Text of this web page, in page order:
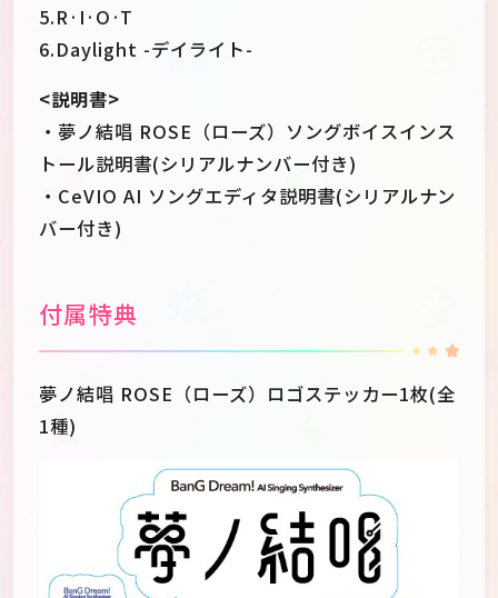
5.R·I·O·T
6.Daylight -デイライト-
<説明書>
・夢ノ結唱 ROSE（ローズ）ソングボイスインス
トール説明書(シリアルナンバー付き)
・CeVIO AI ソングエディタ説明書(シリアルナン
バー付き)
付属特典
夢ノ結唱 ROSE（ローズ）ロゴステッカー1枚(全
1種)